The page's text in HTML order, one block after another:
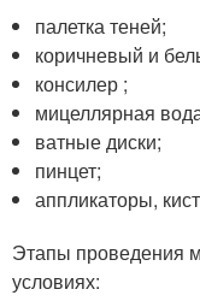
палетка теней;
коричневый и
консилер ;
мицеллярная
ватные диски;
пинцет;
аппликаторы,
Этапы проведения
условиях: